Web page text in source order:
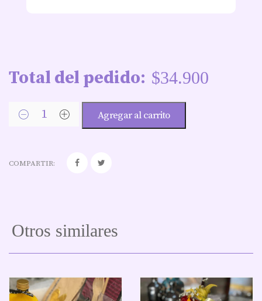
Total del pedido: $34.900
Agregar al carrito
COMPARTIR:
Otros similares